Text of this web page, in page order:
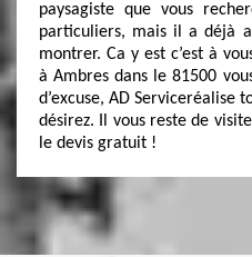
paysagiste que vous
particuliers, mais il a déjà
montrer. Ca y est c’est à
à Ambres dans le 81500
d’excuse, AD Serviceréalise
désirez. Il vous reste de
le devis gratuit !